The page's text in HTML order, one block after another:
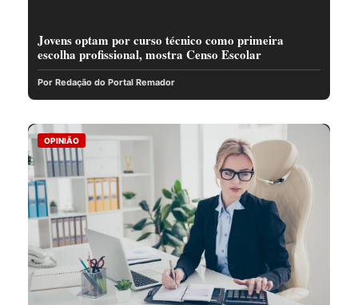
Jovens optam por curso técnico como primeira
escolha profissional, mostra Censo Escolar
Por Redação do Portal Remador
OPINIÃO